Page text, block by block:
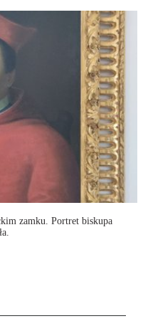
zamku. Portret biskupa